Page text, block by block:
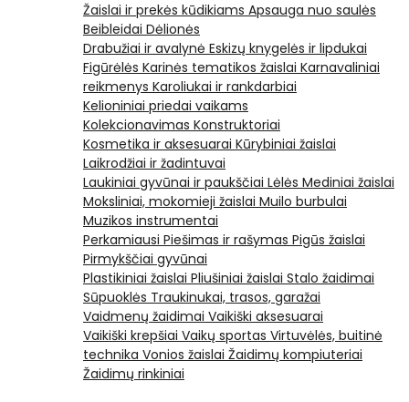
Žaislai ir prekės kūdikiams Apsauga nuo saulės
Beibleidai Dėlionės
Drabužiai ir avalynė Eskizų knygelės ir lipdukai
Figūrėlės Karinės tematikos žaislai Karnavaliniai
reikmenys Karoliukai ir rankdarbiai
Kelioniniai priedai vaikams
Kolekcionavimas Konstruktoriai
Kosmetika ir aksesuarai Kūrybiniai žaislai
Laikrodžiai ir žadintuvai
Laukiniai gyvūnai ir paukščiai Lėlės Mediniai žaislai
Moksliniai, mokomieji žaislai Muilo burbulai
Muzikos instrumentai
Perkamiausi Piešimas ir rašymas Pigūs žaislai
Pirmykščiai gyvūnai
Plastikiniai žaislai Pliušiniai žaislai Stalo žaidimai
Sūpuoklės Traukinukai, trasos, garažai
Vaidmenų žaidimai Vaikiški aksesuarai
Vaikiški krepšiai Vaikų sportas Virtuvėlės, buitinė
technika Vonios žaislai Žaidimų kompiuteriai
Žaidimų rinkiniai